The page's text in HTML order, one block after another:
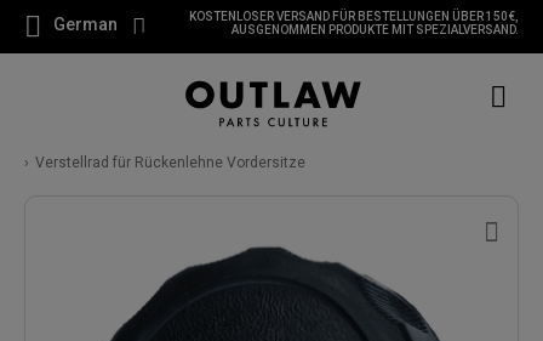
German
KOSTENLOSER VERSAND FÜR BESTELLUNGEN ÜBER 150 €,
AUSGENOMMEN PRODUKTE MIT SPEZIALVERSAND.
Verstellrad für Rückenlehne Vordersitze